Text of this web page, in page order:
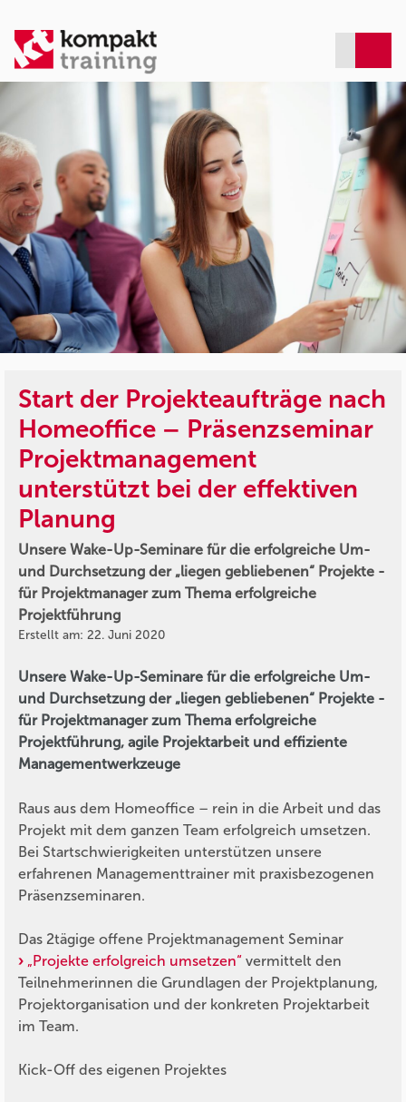
Start der Projekteaufträge nach
Homeoffice – Präsenzseminar
Projektmanagement
unterstützt bei der effektiven
Planung
Unsere Wake-Up-Seminare für die erfolgreiche Um-
und Durchsetzung der „liegen gebliebenen“ Projekte -
für Projektmanager zum Thema erfolgreiche
Projektführung
Erstellt am: 22. Juni 2020
Unsere Wake-Up-Seminare für die erfolgreiche Um-
und Durchsetzung der „liegen gebliebenen“ Projekte -
für Projektmanager zum Thema erfolgreiche
Projektführung, agile Projektarbeit und effiziente
Managementwerkzeuge
Raus aus dem Homeoffice – rein in die Arbeit und das
Projekt mit dem ganzen Team erfolgreich umsetzen.
Bei Startschwierigkeiten unterstützen unsere
erfahrenen Managementtrainer mit praxisbezogenen
Präsenzseminaren.
Das 2tägige offene Projektmanagement Seminar
„Projekte erfolgreich umsetzen“ vermittelt den
Teilnehmerinnen die Grundlagen der Projektplanung,
Projektorganisation und der konkreten Projektarbeit
im Team.
Kick-Off des eigenen Projektes